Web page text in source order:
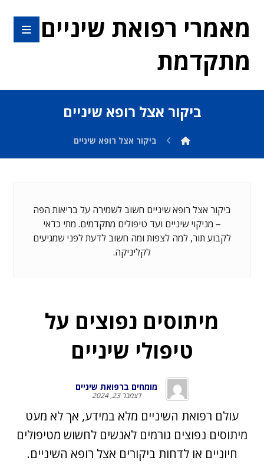
מאמרי רפואת שיניים
מתקדמת
ביקור אצל רופא שיניים
ביקור אצל רופא שיניים
ביקור אצל רופא שיניים חשוב לשמירה על בריאות הפה
– מניקוי שיניים ועד טיפולים מתקדמים. מתי כדאי
לקבוע תור, למה לצפות ומה חשוב לדעת לפני שמגיעים
לקליניקה.
מיתוסים נפוצים על
טיפולי שיניים
מומחים ברפואת שיניים
דצמבר 23, 2024
עולם רפואת השיניים מלא במידע, אך לא מעט
מיתוסים נפוצים גורמים לאנשים לחשוש מטיפולים
חיוניים או לדחות ביקורים אצל רופא השיניים.